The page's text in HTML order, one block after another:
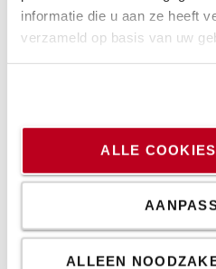
informatie die u aan ze heeft
verzameld op basis van uw
ALLE
ALLEEN
Bekijk ons volledige
inclusief reachtrucks en